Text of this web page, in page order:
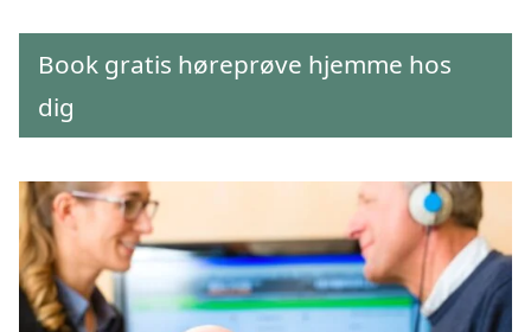
Book gratis høreprøve hjemme hos
dig